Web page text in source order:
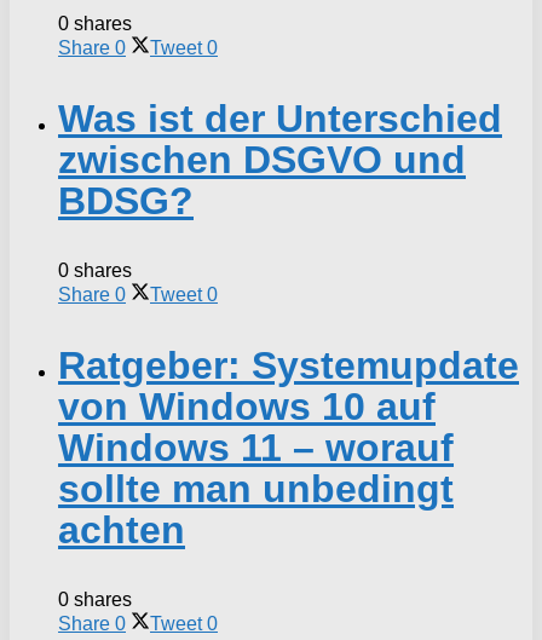
0 shares
Share 0 Tweet 0
Was ist der Unterschied
zwischen DSGVO und
BDSG?
0 shares
Share 0 Tweet 0
Ratgeber: Systemupdate
von Windows 10 auf
Windows 11 – worauf
sollte man unbedingt
achten
0 shares
Share 0 Tweet 0